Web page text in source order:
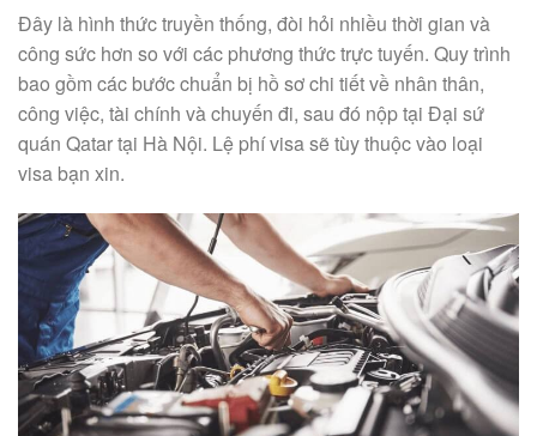
Đây là hình thức truyền thống, đòi hỏi nhiều thời gian và
công sức hơn so với các phương thức trực tuyến. Quy trình
bao gồm các bước chuẩn bị hồ sơ chi tiết về nhân thân,
công việc, tài chính và chuyến đi, sau đó nộp tại Đại sứ
quán Qatar tại Hà Nội. Lệ phí visa sẽ tùy thuộc vào loại
visa bạn xin.